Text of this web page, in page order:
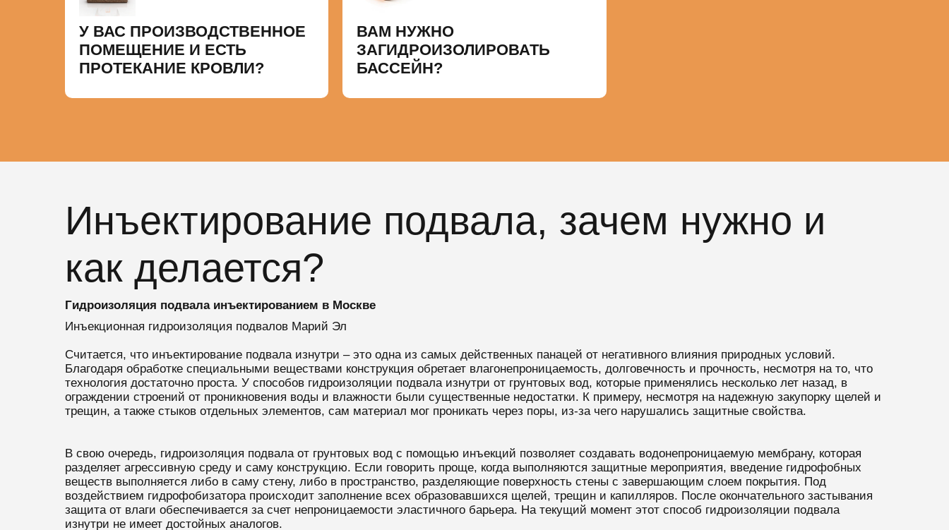
У ВАС ПРОИЗВОДСТВЕННОЕ
ПОМЕЩЕНИЕ И ЕСТЬ
ПРОТЕКАНИЕ КРОВЛИ?
ВАМ НУЖНО
ЗАГИДРОИЗОЛИРОВАТЬ
БАССЕЙН?
Инъектирование подвала, зачем нужно и
как делается?
Гидроизоляция подвала инъектированием в Москве
Инъекционная гидроизоляция подвалов Марий Эл
Считается, что инъектирование подвала изнутри – это одна из самых действенных панацей от негативного влияния природных условий.
Благодаря обработке специальными веществами конструкция обретает влагонепроницаемость, долговечность и прочность, несмотря на то, что
технология достаточно проста. У способов гидроизоляции подвала изнутри от грунтовых вод, которые применялись несколько лет назад, в
ограждении строений от проникновения воды и влажности были существенные недостатки. К примеру, несмотря на надежную закупорку щелей и
трещин, а также стыков отдельных элементов, сам материал мог проникать через поры, из-за чего нарушались защитные свойства.
В свою очередь, гидроизоляция подвала от грунтовых вод с помощью инъекций позволяет создавать водонепроницаемую мембрану, которая
разделяет агрессивную среду и саму конструкцию. Если говорить проще, когда выполняются защитные мероприятия, введение гидрофобных
веществ выполняется либо в саму стену, либо в пространство, разделяющие поверхность стены с завершающим слоем покрытия. Под
воздействием гидрофобизатора происходит заполнение всех образовавшихся щелей, трещин и капилляров. После окончательного застывания
защита от влаги обеспечивается за счет непроницаемости эластичного барьера. На текущий момент этот способ гидроизоляции подвала
изнутри не имеет достойных аналогов.